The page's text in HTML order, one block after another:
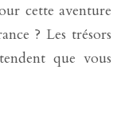
cette aventure
? Les trésors
que vous